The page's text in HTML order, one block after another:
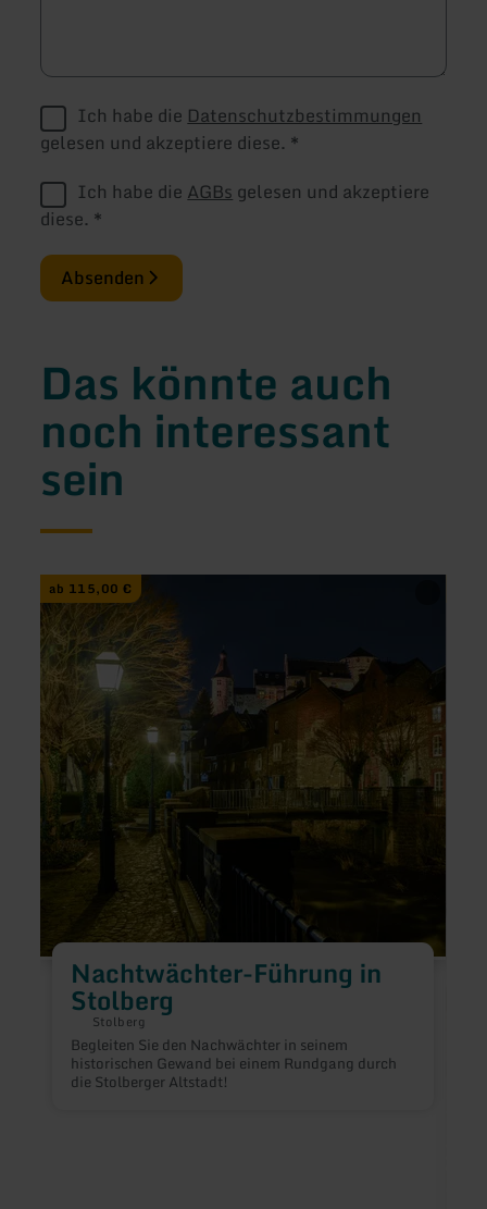
Ich habe die Datenschutzbestimmungen
gelesen und akzeptiere diese. *
Ich habe die AGBs gelesen und akzeptiere
diese. *
Absenden
Das könnte auch
noch interessant
sein
ab 115,00 €
Nachtwächter-Führung in
Stolberg
Stolberg
Begleiten Sie den Nachwächter in seinem
historischen Gewand bei einem Rundgang durch
die Stolberger Altstadt!
mehr
erfahren
zu:
Nachtwächter-
Führung
in
Stolberg